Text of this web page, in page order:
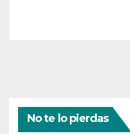
No te lo pierdas